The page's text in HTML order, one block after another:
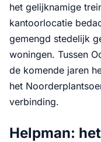
het gelijknamige
kantoorlocatie
gemengd stedelijk
woningen. Tussen
de komende jaren
het
verbinding.
Helpman: